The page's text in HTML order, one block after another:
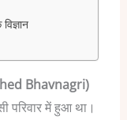
Bhavnagri)
परिवार में हुआ था।